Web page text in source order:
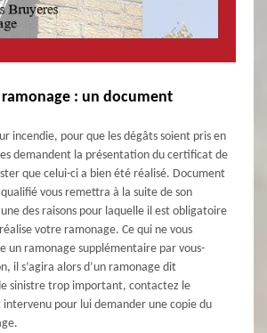
: un document
incendie, pour que les dégâts soient pris en
demandent la présentation du certificat de
que celui-ci a bien été réalisé. Document
vous remettra à la suite de son
des raisons pour laquelle il est obligatoire
votre ramonage. Ce qui ne vous
un ramonage supplémentaire par vous-
il s’agira alors d’un ramonage dit
sinistre trop important, contactez le
intervenu pour lui demander une copie du